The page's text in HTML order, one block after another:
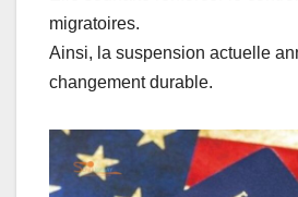
migratoires.
Ainsi, la suspension actuelle
changement durable.